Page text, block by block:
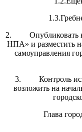
2. Опубликовать
НПА» и разместить
самоуправления
3. Контроль
возложить на
Глава
А.Т.